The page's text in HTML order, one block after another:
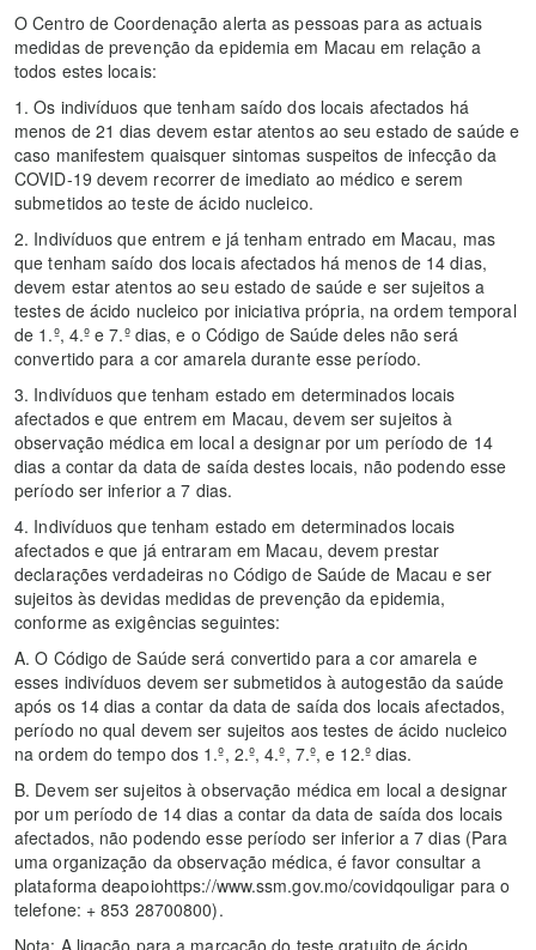
O Centro de Coordenação alerta as pessoas para as actuais
medidas de prevenção da epidemia em Macau em relação a
todos estes locais:
1. Os indivíduos que tenham saído dos locais afectados há
menos de 21 dias devem estar atentos ao seu estado de saúde e
caso manifestem quaisquer sintomas suspeitos de infecção da
COVID-19 devem recorrer de imediato ao médico e serem
submetidos ao teste de ácido nucleico.
2. Indivíduos que entrem e já tenham entrado em Macau, mas
que tenham saído dos locais afectados há menos de 14 dias,
devem estar atentos ao seu estado de saúde e ser sujeitos a
testes de ácido nucleico por iniciativa própria, na ordem temporal
de 1.º, 4.º e 7.º dias, e o Código de Saúde deles não será
convertido para a cor amarela durante esse período.
3. Indivíduos que tenham estado em determinados locais
afectados e que entrem em Macau, devem ser sujeitos à
observação médica em local a designar por um período de 14
dias a contar da data de saída destes locais, não podendo esse
período ser inferior a 7 dias.
4. Indivíduos que tenham estado em determinados locais
afectados e que já entraram em Macau, devem prestar
declarações verdadeiras no Código de Saúde de Macau e ser
sujeitos às devidas medidas de prevenção da epidemia,
conforme as exigências seguintes:
A. O Código de Saúde será convertido para a cor amarela e
esses indivíduos devem ser submetidos à autogestão da saúde
após os 14 dias a contar da data de saída dos locais afectados,
período no qual devem ser sujeitos aos testes de ácido nucleico
na ordem do tempo dos 1.º, 2.º, 4.º, 7.º, e 12.º dias.
B. Devem ser sujeitos à observação médica em local a designar
por um período de 14 dias a contar da data de saída dos locais
afectados, não podendo esse período ser inferior a 7 dias (Para
uma organização da observação médica, é favor consultar a
plataforma deapoiohttps://www.ssm.gov.mo/covidqouligar para o
telefone: + 853 28700800).
Nota: A ligação para a marcação do teste gratuito de ácido